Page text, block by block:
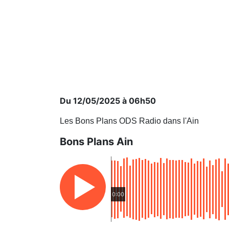
Du 12/05/2025 à 06h50
Les Bons Plans ODS Radio dans l'Ain
Bons Plans Ain
0:00